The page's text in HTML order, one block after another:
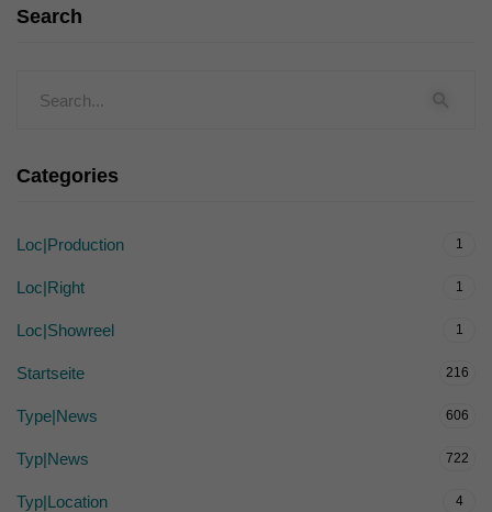
Search
Categories
Loc|Production 1
Loc|Right 1
Loc|Showreel 1
Startseite 216
Type|News 606
Typ|News 722
Typ|Location 4